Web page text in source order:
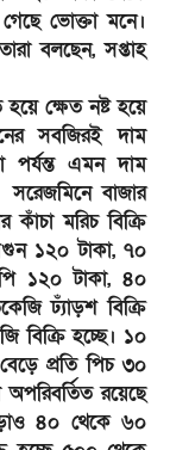
ভোক্তা মনে।
বলছেন, সপ্তাহ
হয়ে ক্ষেত নষ্ট হয়ে
সবজিরই দাম
পর্যন্ত এমন দাম
সরেজমিনে বাজার
কাঁচা মরিচ বিক্রি
১২০ টাকা, ৭০
১২০ টাকা, ৪০
ঢ্যাঁড়শ বিক্রি
বিক্রি হচ্ছে। ১০
প্রতি পিচ ৩০
রয়েছে
৪০ থেকে ৬০